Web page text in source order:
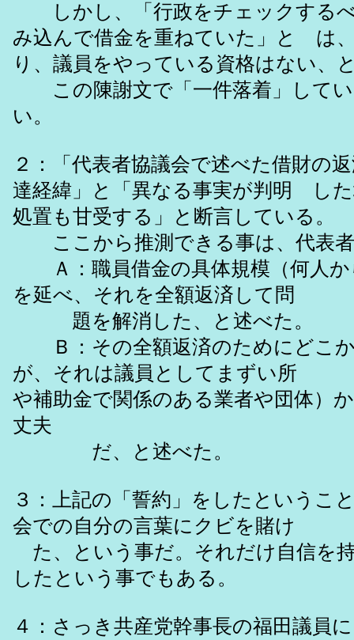
しかし、「行政をチェックするべ
み込んで借金を重ねていた」と は
り、議員をやっている資格はない、
この陳謝文で「一件落着」してい
い。
２：「代表者協議会で述べた借財の
達経緯」と「異なる事実が判明 し
処置も甘受する」と断言している。
ここから推測できる事は、代表者
Ａ：職員借金の具体規模（何人か
を延べ、それを全額返済して問
題を解消した、と述べた。
Ｂ：その全額返済のためにどこか
が、それは議員としてまずい所
や補助金で関係のある業者や団体）
丈夫
だ、と述べた。
３：上記の「誓約」をしたというこ
会での自分の言葉にクビを賭け
た、という事だ。それだけ自信を
したという事でもある。
４：さっき共産党幹事長の福田議員